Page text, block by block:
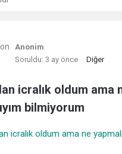
Anonim
Soruldu: 3 ay önce Diğer
icralık oldum ama
bilmiyorum